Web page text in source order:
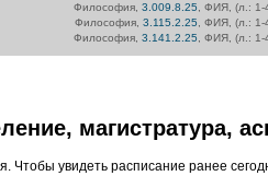
Философия,3.009.8.25
, ФИЯ, (л.:
Философия, 3.115.2.25 , ФИЯ, (л.:
Философия,3.141.2.25 , ФИЯ, (л.:
магистратура,
Чтобы увидеть расписание ранее